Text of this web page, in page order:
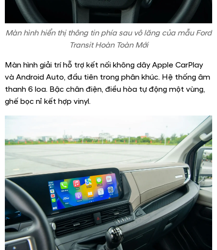
Màn hình hiển thị thông tin phía sau vô lăng của mẫu Ford
Transit Hoàn Toàn Mới
Màn hình giải trí hỗ trợ kết nối không dây Apple CarPlay
và Android Auto, đầu tiên trong phân khúc. Hệ thống âm
thanh 6 loa. Bậc chân điện, điều hòa tự động một vùng,
ghế bọc nỉ kết hợp vinyl.